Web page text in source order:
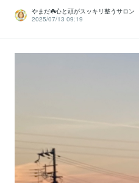
やまだ☘️心と頭がスッキリ整うサロン
2025/07/13 09:19